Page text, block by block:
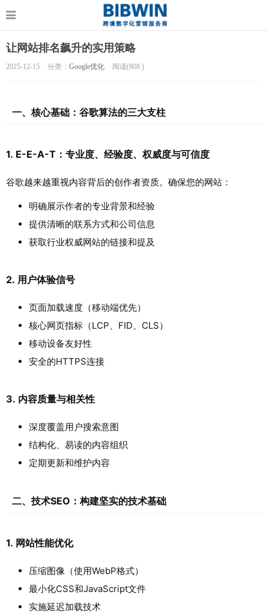
让网站排名飙升的实用策略
2025-12-15 分类： Google优化 阅读(808 )
一、核心基础：谷歌算法的三大支柱
1. E-E-A-T：专业度、经验度、权威度与可信度
谷歌越来越重视内容背后的创作者资质。确保您的网站：
明确展示作者的专业背景和经验
提供清晰的联系方式和公司信息
获取行业权威网站的链接和提及
2. 用户体验信号
页面加载速度（移动端优先）
核心网页指标（LCP、FID、CLS）
移动设备友好性
安全的HTTPS连接
3. 内容质量与相关性
深度覆盖用户搜索意图
结构化、易读的内容组织
定期更新和维护内容
二、技术SEO：构建坚实的技术基础
1. 网站性能优化
压缩图像（使用WebP格式）
最小化CSS和JavaScript文件
实施延迟加载技术